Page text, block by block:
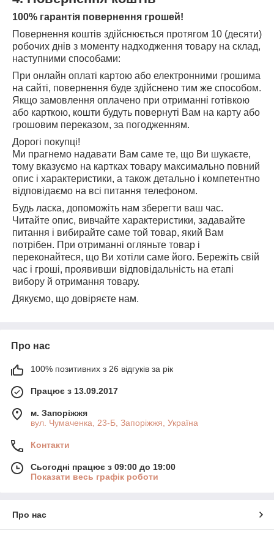
100% гарантія повернення грошей!
Повернення коштів здійснюється протягом 10 (десяти)
робочих днів з моменту надходження товару на склад,
наступними способами:
При онлайн оплаті картою або електронними грошима
на сайті, повернення буде здійснено тим же способом.
Якщо замовлення оплачено при отриманні готівкою
або карткою, кошти будуть повернуті Вам на карту або
грошовим переказом, за погодженням.
Дорогі покупці!
Ми прагнемо надавати Вам саме те, що Ви шукаєте,
тому вказуємо на картках товару максимально повний
опис і характеристики, а також детально і компетентно
відповідаємо на всі питання телефоном.
Будь ласка, допоможіть нам зберегти ваш час.
Читайте опис, вивчайте характеристики, задавайте
питання і вибирайте саме той товар, який Вам
потрібен. При отриманні огляньте товар і
переконайтеся, що Ви хотіли саме його. Бережіть свій
час і гроші, проявивши відповідальність на етапі
вибору й отримання товару.
Дякуємо, що довіряєте нам.
Про нас
100% позитивних з 26 відгуків за рік
Працює з 13.09.2017
м. Запоріжжя
вул. Чумаченка, 23-Б, Запоріжжя, Україна
Контакти
Сьогодні працює з 09:00 до 19:00
Показати весь графік роботи
Про нас